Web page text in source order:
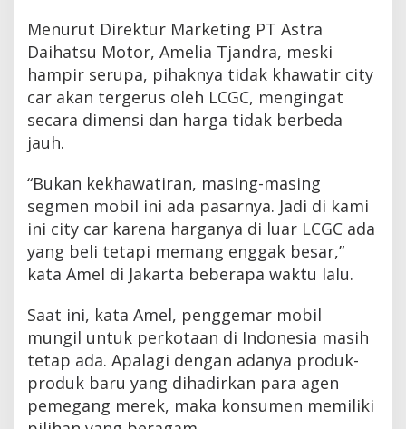
Menurut Direktur Marketing PT Astra
Daihatsu Motor, Amelia Tjandra, meski
hampir serupa, pihaknya tidak khawatir city
car akan tergerus oleh LCGC, mengingat
secara dimensi dan harga tidak berbeda
jauh.
“Bukan kekhawatiran, masing-masing
segmen mobil ini ada pasarnya. Jadi di kami
ini city car karena harganya di luar LCGC ada
yang beli tetapi memang enggak besar,”
kata Amel di Jakarta beberapa waktu lalu.
Saat ini, kata Amel, penggemar mobil
mungil untuk perkotaan di Indonesia masih
tetap ada. Apalagi dengan adanya produk-
produk baru yang dihadirkan para agen
pemegang merek, maka konsumen memiliki